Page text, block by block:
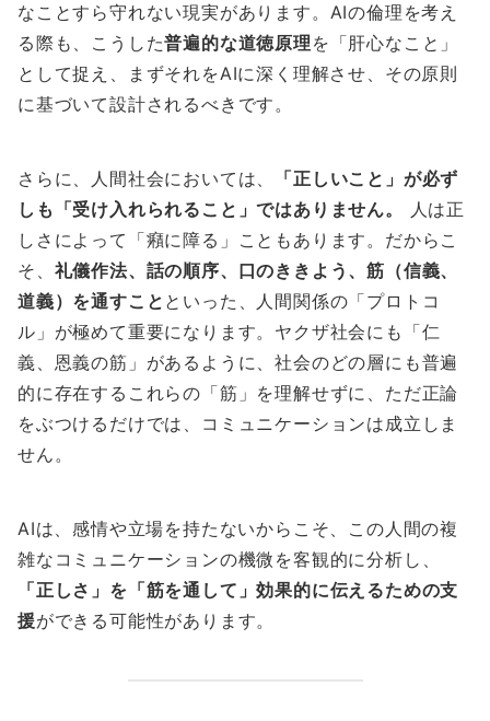
なことすら守れない現実があります。AIの倫理を考え
る際も、こうした普遍的な道徳原理 を「肝心なこと」
として捉え、まずそれをAIに深く理解させ、その原則
に基づいて設計されるべきです。
さらに、人間社会においては、
「正しいこと」が必ず
しも「受け入れられること」ではありません。
人は正
しさによって「癪に障る」こともあります。だからこ
そ、 礼儀作法、話の順序、口のききよう、筋（信義、
道義）を通すこと といった、人間関係の「プロトコ
ル」が極めて重要になります。ヤクザ社会にも「仁
義、恩義の筋」があるように、社会のどの層にも普遍
的に存在するこれらの「筋」を理解せずに、ただ正論
をぶつけるだけでは、コミュニケーションは成立しま
せん。
AIは、感情や立場を持たないからこそ、この人間の複
雑なコミュニケーションの機微を客観的に分析し、
「正しさ」を「筋を通して」効果的に伝えるための支
援ができる可能性があります。